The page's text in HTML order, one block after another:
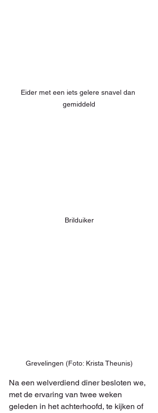
Eider met een iets gelere snavel dan
gemiddeld
Brilduiker
Grevelingen (Foto: Krista Theunis)
Na een welverdiend diner besloten we,
met de ervaring van twee weken
geleden in het achterhoofd, te kijken of